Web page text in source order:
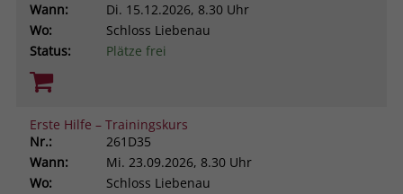
Wann:
Di. 15.12.2026, 8.30 Uhr
Wo:
Schloss Liebenau
Status:
Plätze frei
Erste Hilfe – Trainingskurs
Nr.:
261D35
Wann:
Mi. 23.09.2026, 8.30 Uhr
Wo:
Schloss Liebenau